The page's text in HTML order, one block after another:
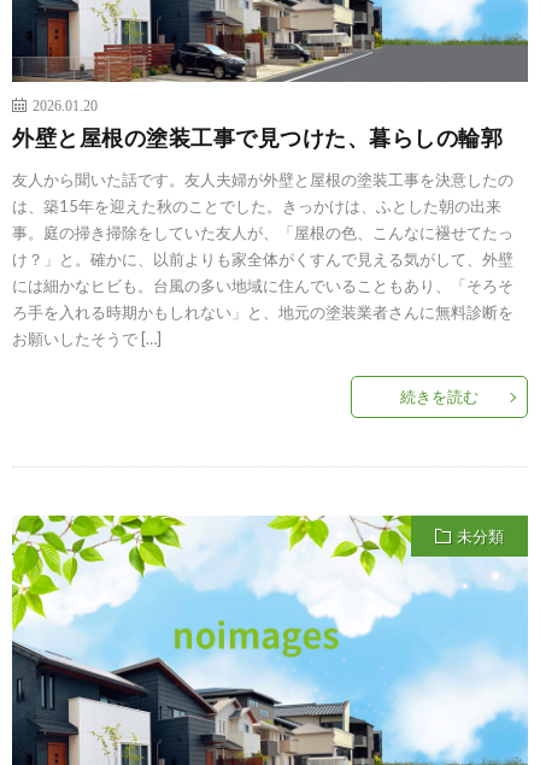
2026.01.20
外壁と屋根の塗装工事で見つけた、暮らしの輪郭
友人から聞いた話です。友人夫婦が外壁と屋根の塗装工事を決意したの
は、築15年を迎えた秋のことでした。きっかけは、ふとした朝の出来
事。庭の掃き掃除をしていた友人が、「屋根の色、こんなに褪せてたっ
け？」と。確かに、以前よりも家全体がくすんで見える気がして、外壁
には細かなヒビも。台風の多い地域に住んでいることもあり、「そろそ
ろ手を入れる時期かもしれない」と、地元の塗装業者さんに無料診断を
お願いしたそうで […]
続きを読む
未分類